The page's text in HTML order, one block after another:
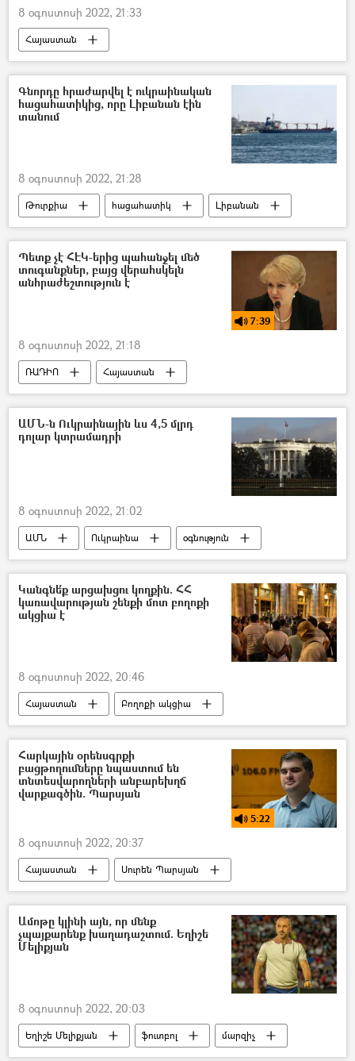
8 օգոստոսի 2022, 21:33
Հայաստան
ՀՀ պաշտպանության նախարարություն (ՊՆ)
սմարթֆոն
զինծառայող
Գնորդը հրաժարվել է ուկրաինական
հացահատիկից, որը Լիբանան էին
տանում
8 օգոստոսի 2022, 21:28
Թուրքիա հացահատիկ Լիբանան
Պետք չէ ՀԷԿ-երից պահանջել մեծ
տուգանքներ, բայց վերահսկելն
անհրաժեշտություն է
7:39
8 օգոստոսի 2022, 21:18
ՌԱԴԻՈ
Հայաստան
Հիդրոէլեկտրակայան (ՀԷԿ)
Գետ
պոդկաստ
ԱՄՆ-ն Ուկրաինային ևս 4,5 մլրդ
դոլար կտրամադրի
8 օգոստոսի 2022, 21:02
ԱՄՆ Ուկրաինա օգնություն
Կանգնե՛ք արցախցու կողքին. ՀՀ
կառավարության շենքի մոտ բողոքի
ակցիա է
8 օգոստոսի 2022, 20:46
Հայաստան
Բողոքի ակցիա
Բերձոր
ՀՀ կառավարություն
Հարկային օրենսգրքի
բացթողումները նպաստում են
տնտեսվարողների անբարեխղճ
վարքագծին. Պարսյան
5:22
8 օգոստոսի 2022, 20:37
Հայաստան
Սուրեն Պարսյան
հարկային օրենսգիրք
ՌԱԴԻՈ
պոդկաստ
Ամոթը կլինի այն, որ մենք
չպայքարենք խաղադաշտում. Եղիշե
Մելիքյան
8 օգոստոսի 2022, 20:03
Եղիշե Մելիքյան ֆուտբոլ մարզիչ